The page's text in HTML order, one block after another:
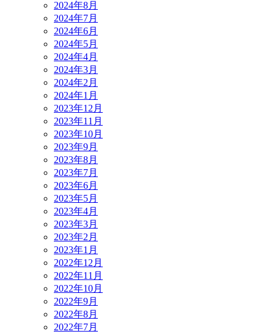
2024年8月
2024年7月
2024年6月
2024年5月
2024年4月
2024年3月
2024年2月
2024年1月
2023年12月
2023年11月
2023年10月
2023年9月
2023年8月
2023年7月
2023年6月
2023年5月
2023年4月
2023年3月
2023年2月
2023年1月
2022年12月
2022年11月
2022年10月
2022年9月
2022年8月
2022年7月